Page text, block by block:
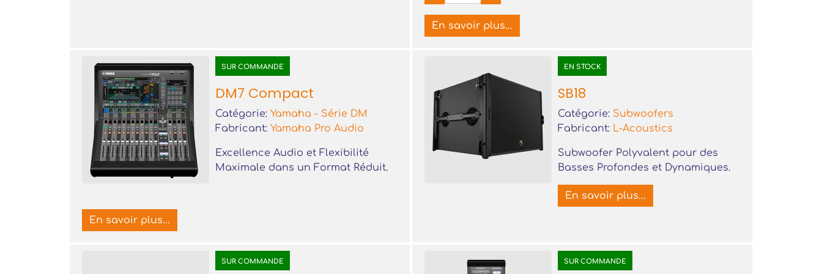
En savoir plus...
SUR COMMANDE
DM7 Compact
Catégorie: Yamaha - Série DM
Fabricant: Yamaha Pro Audio
Excellence Audio et Flexibilité
Maximale dans un Format Réduit.
En savoir plus...
EN STOCK
SB18
Catégorie: Subwoofers
Fabricant: L-Acoustics
Subwoofer Polyvalent pour des
Basses Profondes et Dynamiques.
En savoir plus...
SUR COMMANDE SUR COMMANDE